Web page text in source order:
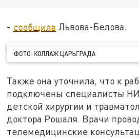
- сообщила Львова-Белова.
ФОТО: КОЛЛАЖ ЦАРЬГРАДА
Также она уточнила, что к
подключены специалисты
детской хирургии и
доктора Рошаля. Врачи
телемедицинские